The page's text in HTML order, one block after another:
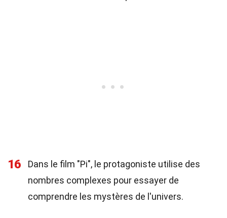
16
Dans le film "Pi", le protagoniste utilise des
nombres complexes pour essayer de
comprendre les mystères de l'univers.